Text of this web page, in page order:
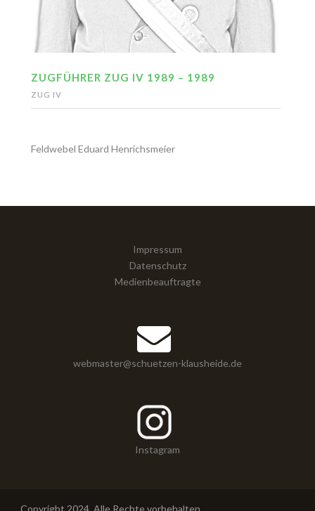
ZUGFÜHRER ZUG IV 1989 – 1989
ZUG IV
Feldwebel Eduard Henrichsmeier
Impressum
Datenschutz
Medienbeauftragte
webmaster@schuetzen-klausheide.de
Instagram